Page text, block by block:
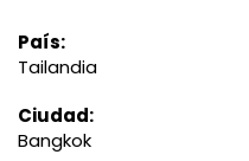
País:
Tailandia
Ciudad:
Bangkok